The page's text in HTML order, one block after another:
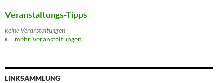
Veranstaltungs-Tipps
keine Veranstaltungen
mehr Veranstaltungen
LINKSAMMLUNG